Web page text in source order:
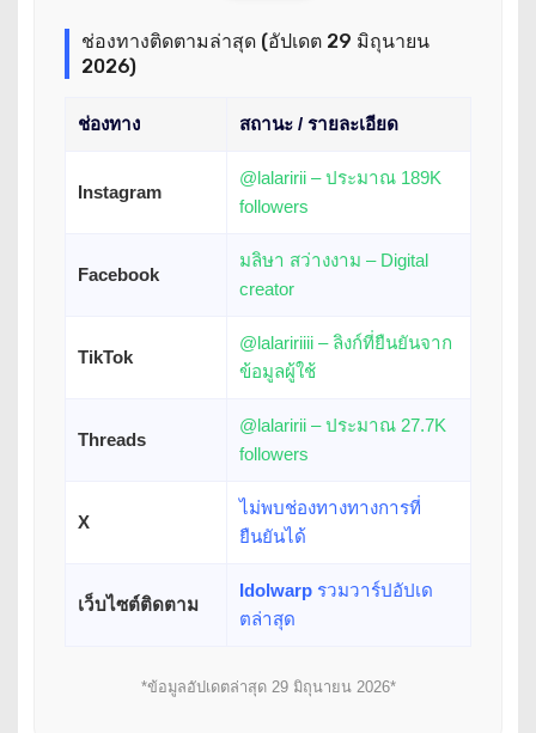
ช่องทางติดตามล่าสุด (อัปเดต 29 มิถุนายน
2026)
ช่องทาง สถานะ / รายละเอียด
Instagram
@lalaririi – ประมาณ 189K
followers
Facebook
มลิษา สว่างงาม – Digital
creator
TikTok
@lalaririiii – ลิงก์ที่ยืนยันจาก
ข้อมูลผู้ใช้
Threads
@lalaririi – ประมาณ 27.7K
followers
X
ไม่พบช่องทางทางการที่
ยืนยันได้
เว็บไซต์ติดตาม
Idolwarpรวมวาร์ปอัปเด
ตล่าสุด
*ข้อมูลอัปเดตล่าสุด 29 มิถุนายน 2026*